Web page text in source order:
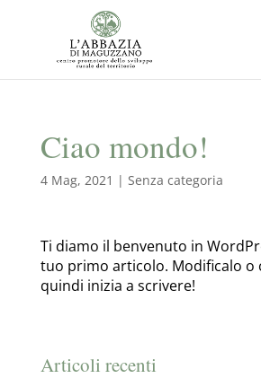
Ciao mondo!
4 Mag, 2021 | Senza categoria
Ti diamo il benvenuto in
tuo primo articolo. Modificalo o
quindi inizia a scrivere!
Articoli recenti